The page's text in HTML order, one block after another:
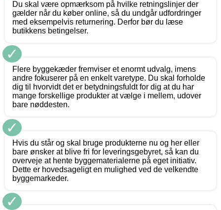
Du skal være opmærksom på hvilke retningslinjer der
gælder når du køber online, så du undgår udfordringer
med eksempelvis returnering. Derfor bør du læse
butikkens betingelser.
✓
Flere byggekæder fremviser et enormt udvalg, imens
andre fokuserer på en enkelt varetype. Du skal forholde
dig til hvorvidt det er betydningsfuldt for dig at du har
mange forskellige produkter at vælge i mellem, udover
bare nøddesten.
✓
Hvis du står og skal bruge produkterne nu og her eller
bare ønsker at blive fri for leveringsgebyret, så kan du
overveje at hente byggematerialerne på eget initiativ.
Dette er hovedsageligt en mulighed ved de velkendte
byggemarkeder.
✓